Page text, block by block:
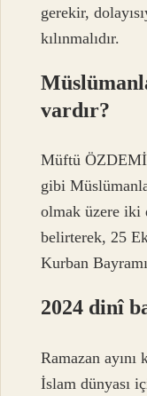
gerekir,
kılınmalıdır.
vardır?
Müftü
gibi
olmak üzere iki
belirterek, 25
Kurban
2024 dinî
Ramazan ayını
İslam dünyası